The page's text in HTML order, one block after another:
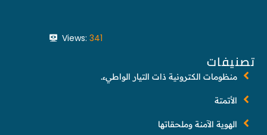
Views: 341
تصنيفات
منظومات الكترونية ذات التيار الواطيء.
الأتمتة
الهوية الآمنة وملحقاتها